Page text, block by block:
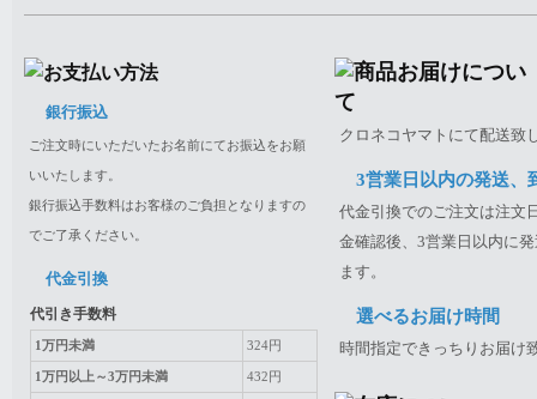
銀行振込
ご注文時にいただいたお名前にてお振込をお願
いいたします。
銀行振込手数料はお客様のご負担となりますの
でご了承ください。
代金引換
代引き手数料
1万円未満 324円
1万円以上～3万円未満 432円
クロネコヤマトにて配送致
3営業日以内の発送、
代金引換でのご注文は注文
金確認後、3営業日以内に
ます。
選べるお届け時間
時間指定できっちりお届け